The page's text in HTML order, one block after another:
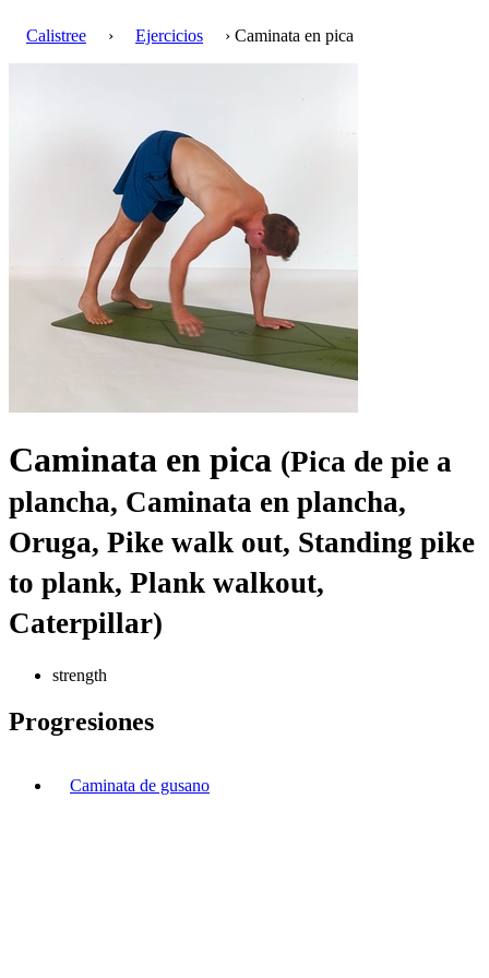
Calistree › Ejercicios › Caminata en pica
Caminata en pica (Pica de pie a
plancha, Caminata en plancha,
Oruga, Pike walk out, Standing pike
to plank, Plank walkout,
Caterpillar)
strength
Progresiones
Caminata de gusano